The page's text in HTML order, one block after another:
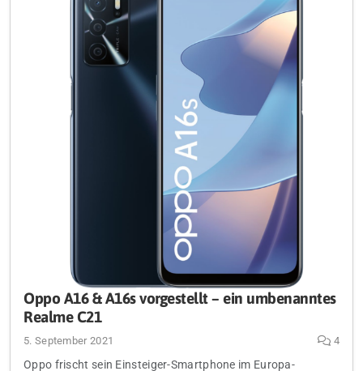
Oppo A16 & A16s vorgestellt – ein umbenanntes
Realme C21
5. September 2021 4
Oppo frischt sein Einsteiger-Smartphone im Europa-